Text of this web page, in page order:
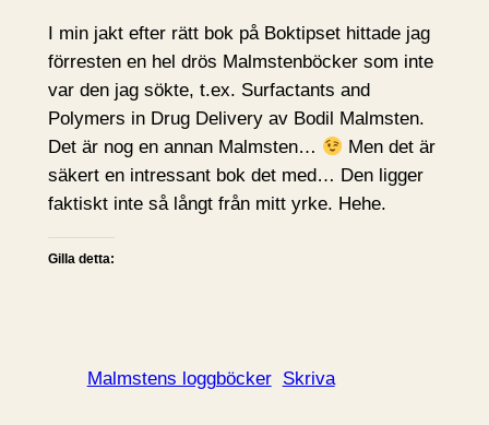
I min jakt efter rätt bok på Boktipset hittade jag
förresten en hel drös Malmstenböcker som inte
var den jag sökte, t.ex. Surfactants and
Polymers in Drug Delivery av Bodil Malmsten.
Det är nog en annan Malmsten…
Men det är
säkert en intressant bok det med… Den ligger
faktiskt inte så långt från mitt yrke. Hehe.
Gilla detta:
Malmstens loggböcker Skriva